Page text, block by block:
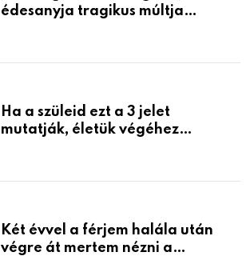
édesanyja tragikus múltja
Ha a szüleid ezt a 3 jelet
mutatják, életük végéhez
Két évvel a férjem halála után
végre át mertem nézni a